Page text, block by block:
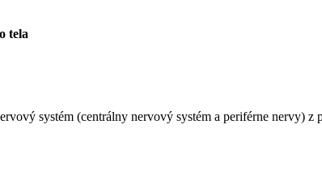
tela
systém (centrálny nervový systém a periférne nervy) z